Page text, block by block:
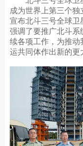
成为世界上第三个
宣布北斗三号全球卫
强调了要推广北斗系
续各项工作，为推动
运共同体作出新的更